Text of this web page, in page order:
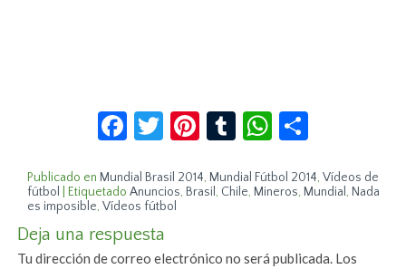
Facebook
Twitter
Pinterest
TumblrWhatsApp
Publicado en Mundial Brasil 2014, Mundial Fútbol 2014,Vídeos de
fútbol
Etiquetado Anuncios, Brasil, Chile, Mineros, Mundial, Nada
es imposible,Vídeos fútbol
Deja una respuesta
Tu dirección de correo electrónico no será publicada. Los